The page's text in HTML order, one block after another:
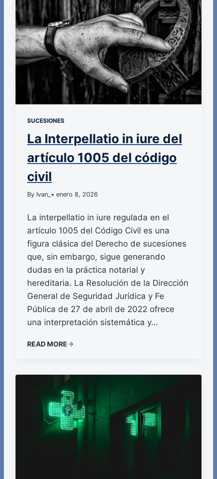
SUCESIONES
La Interpellatio in iure del
artículo 1005 del código
civil
By Ivan_ • enero 8, 2026
La interpellatio in iure regulada en el
artículo 1005 del Código Civil es una
figura clásica del Derecho de sucesiones
que, sin embargo, sigue generando
dudas en la práctica notarial y
hereditaria. La Resolución de la Dirección
General de Seguridad Jurídica y Fe
Pública de 27 de abril de 2022 ofrece
una interpretación sistemática y…
READ MORE